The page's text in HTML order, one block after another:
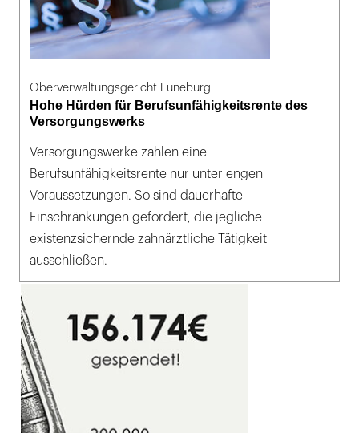
Oberverwaltungsgericht Lüneburg
Hohe Hürden für Berufsunfähigkeitsrente des
Versorgungswerks
Versorgungswerke zahlen eine
Berufsunfähigkeitsrente nur unter engen
Voraussetzungen. So sind dauerhafte
Einschränkungen gefordert, die jegliche
existenzsichernde zahnärztliche Tätigkeit
ausschließen.